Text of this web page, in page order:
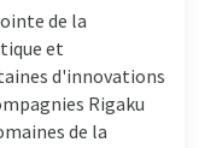
de la
et
d'innovations
Rigaku
de la